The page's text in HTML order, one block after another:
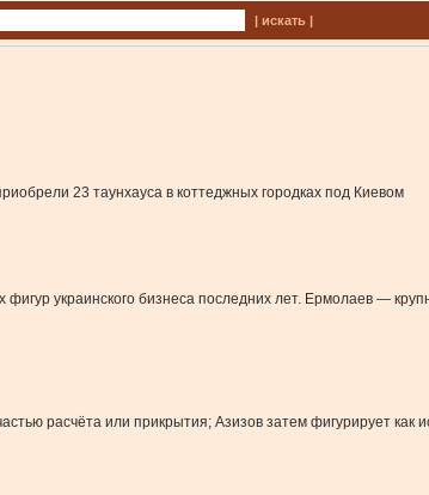
| искать |
23 таунхауса в коттеджных городках под Киевом
украинского бизнеса последних лет. Ермолаев —
расчёта или прикрытия; Азизов затем фигурирует как